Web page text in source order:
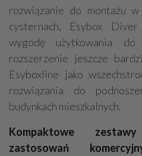
rozwiązanie do montażu
cysternach, Esybox
wygodę użytkowania
rozszerzenie jeszcze
Esyboxline jako
rozwiązania do
budynkach mieszkalnych.
Kompaktowe
zastosowań